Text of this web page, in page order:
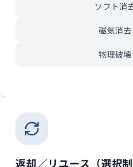
ソフト消
磁気消去
物理破壊
返却／リユース（選択制